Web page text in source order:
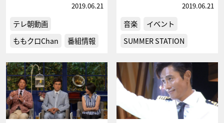
2019.06.21
テレ朝動画
ももクロChan
番組情報
2019.06.21
音楽
イベント
SUMMER STATION